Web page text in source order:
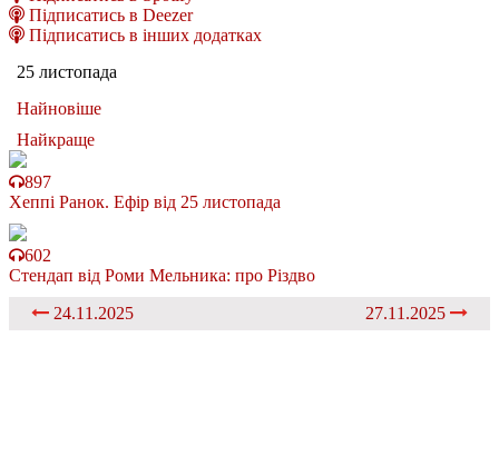
Підписатись в Deezer
Підписатись в інших додатках
25 листопада
Найновіше
Найкраще
897
Хеппі Ранок. Ефір від 25 листопада
602
Стендап від Роми Мельника: про Різдво
24.11.2025
27.11.2025